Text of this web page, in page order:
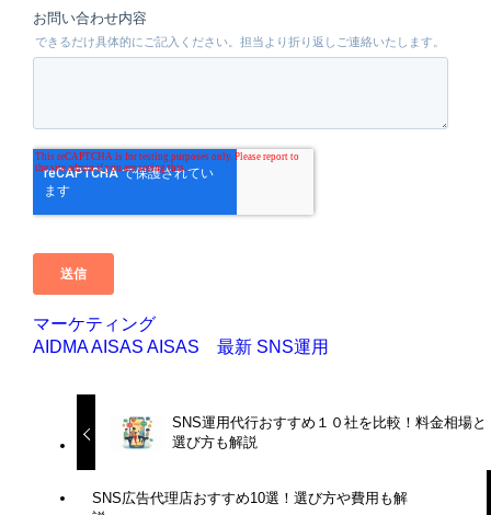
マーケティング
AIDMAAISASAISAS 最新 SNS運用
SNS運用代行おすすめ１０社を比較！料金相場と
選び方も解説
SNS広告代理店おすすめ10選！選び方や費用も解